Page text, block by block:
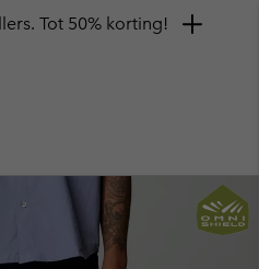
Tot 50% korting!